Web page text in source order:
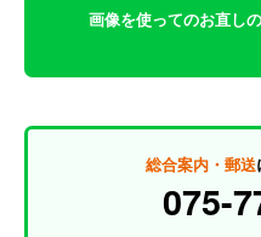
画像を使ってのお直し
総合案内・郵送
075-